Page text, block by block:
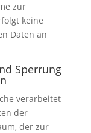
zur
keine
Daten an
Sperrung
verarbeitet
der
der zur